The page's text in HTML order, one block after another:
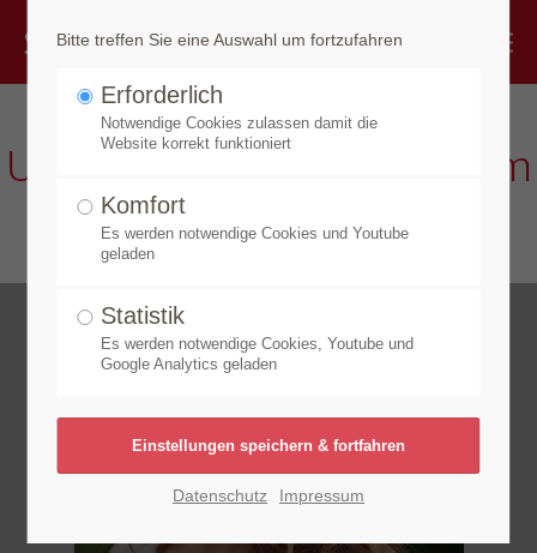
Unsere Pflegekategorien im
Überblick
Bitte treffen Sie eine Auswahl um fortzufahren
Erforderlich
Notwendige Cookies zulassen damit die
Website korrekt funktioniert
Komfort
Es werden notwendige Cookies und Youtube
geladen
Statistik
Es werden notwendige Cookies, Youtube und
Google Analytics geladen
Datenschutz Impressum